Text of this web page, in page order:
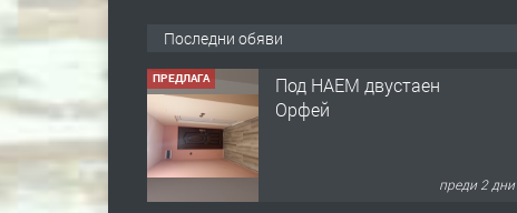
Последни обяви
ПРЕДЛАГА
Под НАЕМ двустаен
Орфей
преди 2 дни